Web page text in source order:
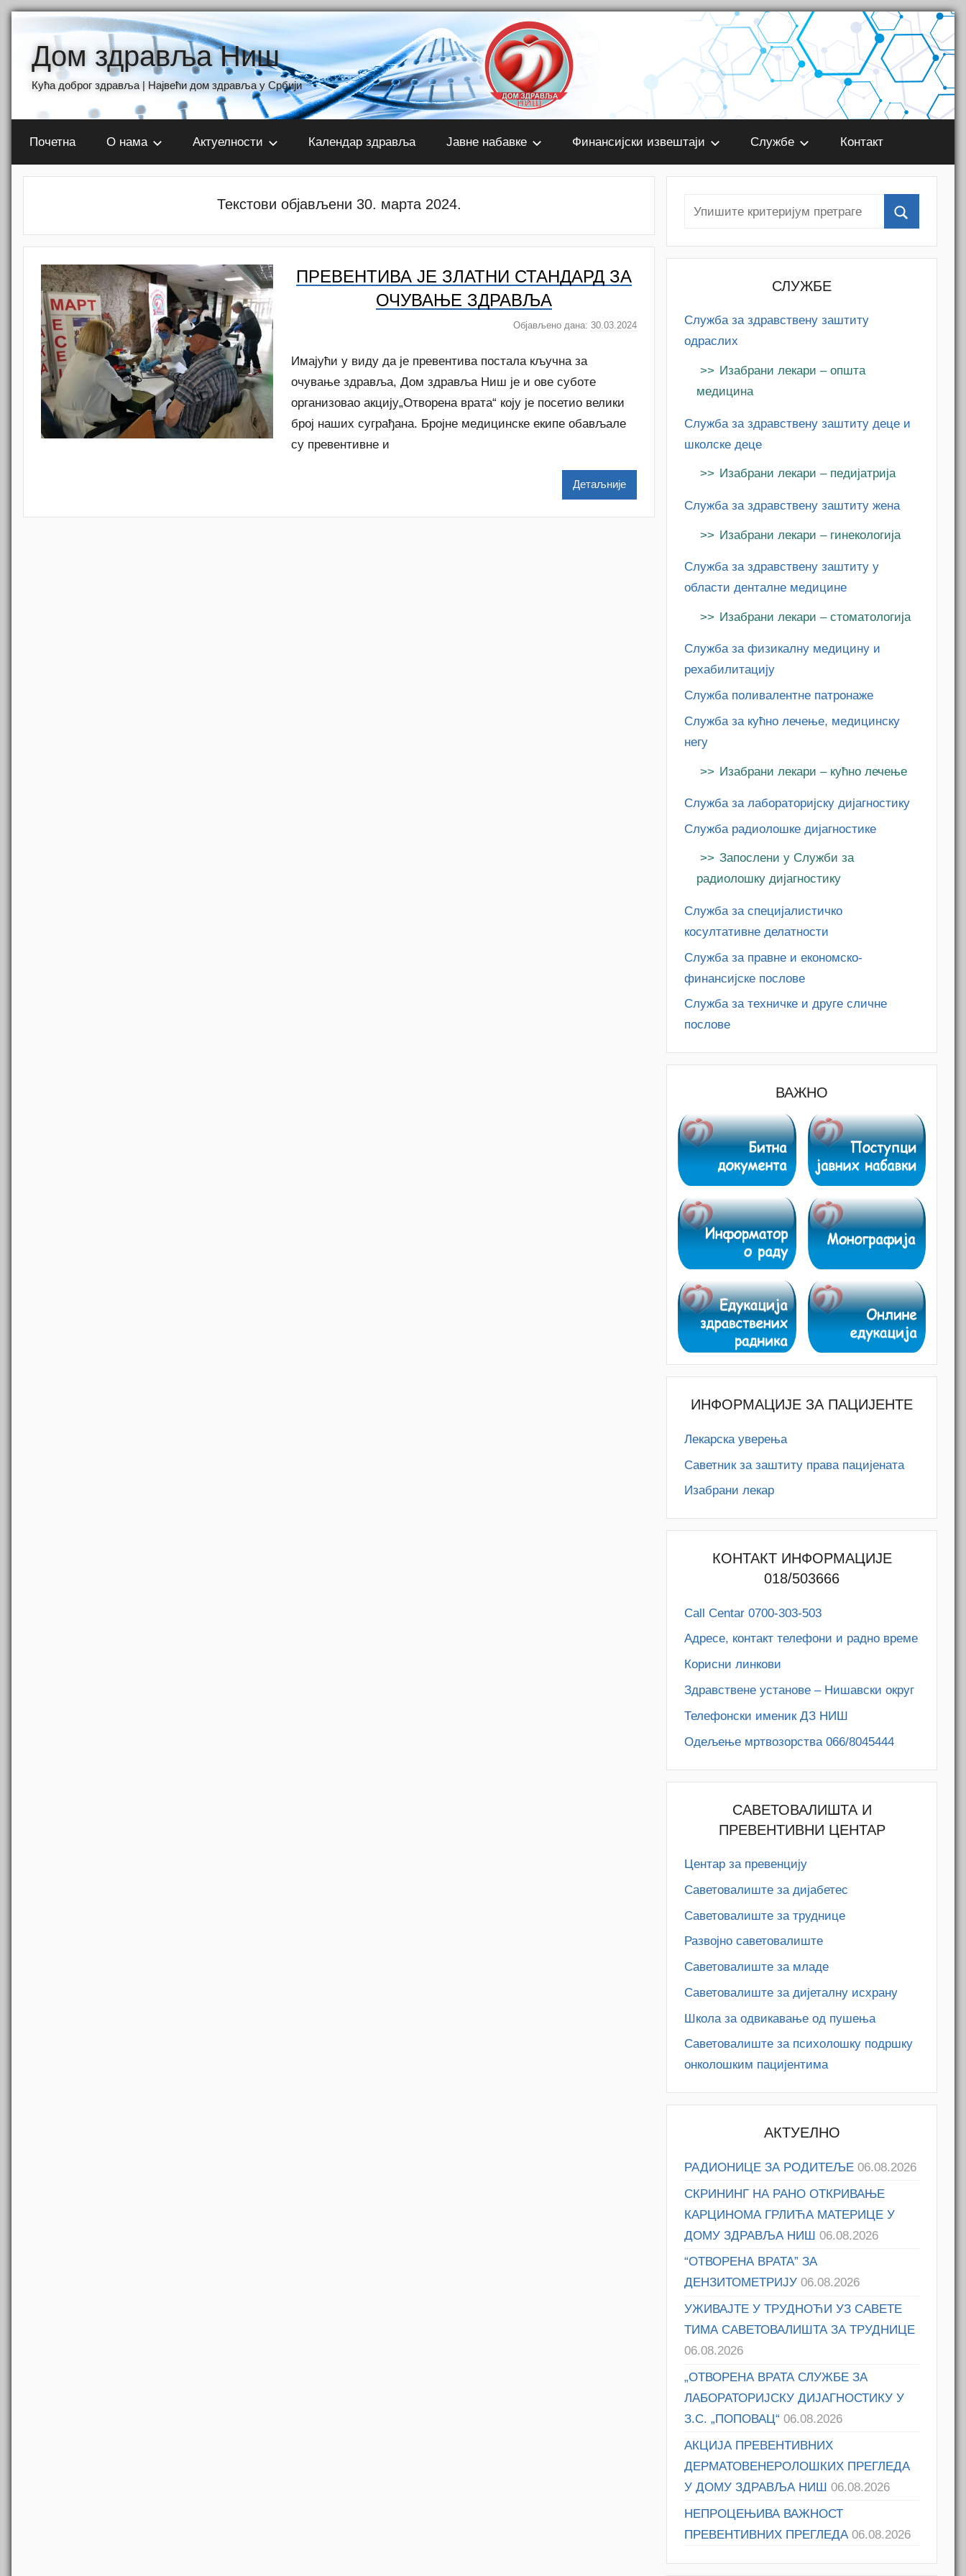
content
Дом здравља Ниш
Кућа доброг здравља | Највећи дом здравља у Србији
Почетна О нама Актуелности Календар здравља Јавне набавке Финансијски извештаји Службе Контакт
Текстови објављени 30. марта 2024.
ПРЕВЕНТИВА ЈЕ ЗЛАТНИ СТАНДАРД ЗА
ОЧУВАЊЕ ЗДРАВЉА
Објављено дана:30.03.2024
Имајући у виду да је превентива постала кључна за
очување здравља, Дом здравља Ниш је и ове суботе
организовао акцију„Отворена врата“ коју је посетио велики
број наших суграђана. Бројне медицинске екипе обављале
су превентивне и
Детаљније
СЛУЖБЕ
Служба за здравствену заштиту
одраслих
Изабрани лекари – општа
медицина
Служба за здравствену заштиту деце и
школске деце
Изабрани лекари – педијатрија
Служба за здравствену заштиту жена
Изабрани лекари – гинекологија
Служба за здравствену заштиту у
области денталне медицине
Изабрани лекари – стоматологија
Служба за физикалну медицину и
рехабилитацију
Служба поливалентне патронаже
Служба за кућно лечење, медицинску
негу
Изабрани лекари – кућно лечење
Служба за лабораторијску дијагностику
Служба радиолошке дијагностике
Запослени у Служби за
радиолошку дијагностику
Служба за специјалистичко
косултативне делатности
Служба за правне и економско-
финансијске послове
Служба за техничке и друге сличне
послове
ВАЖНО
ИНФОРМАЦИЈЕ ЗА ПАЦИЈЕНТЕ
Лекарска уверења
Саветник за заштиту права пацијената
Изабрани лекар
КОНТАКТ ИНФОРМАЦИЈЕ
018/503666
Call Centar 0700-303-503
Адресe, контакт телефони и радно време
Корисни линкови
Здравствене установе – Нишавски округ
Телефонски именик ДЗ НИШ
Одељење мртвозорства 066/8045444
САВЕТОВАЛИШТА И
ПРЕВЕНТИВНИ ЦЕНТАР
Центар за превенцију
Саветовалиште за дијабетес
Саветовалиште за труднице
Развојно саветовалиште
Саветовалиште за младе
Саветовалиште за дијеталну исхрану
Школа за одвикавање од пушења
Саветовалиште за психолошку подршку
онколошким пацијентима
АКТУЕЛНО
РАДИОНИЦЕ ЗА РОДИТЕЉЕ 06.08.2026
СКРИНИНГ НА РАНО ОТКРИВАЊЕ
КАРЦИНОМА ГРЛИЋА МАТЕРИЦЕ У
ДОМУ ЗДРАВЉА НИШ 06.08.2026
“ОТВОРЕНА ВРАТА” ЗА
ДЕНЗИТОМЕТРИЈУ 06.08.2026
УЖИВАЈТЕ У ТРУДНОЋИ УЗ САВЕТЕ
ТИМА САВЕТОВАЛИШТА ЗА ТРУДНИЦЕ
06.08.2026
„ОТВОРЕНА ВРАТА СЛУЖБЕ ЗА
ЛАБОРАТОРИЈСКУ ДИЈАГНОСТИКУ У
З.С. „ПОПОВАЦ“ 06.08.2026
АКЦИЈА ПРЕВЕНТИВНИХ
ДЕРМАТОВЕНЕРОЛОШКИХ ПРЕГЛЕДА
У ДОМУ ЗДРАВЉА НИШ 06.08.2026
НЕПРОЦЕЊИВА ВАЖНОСТ
ПРЕВЕНТИВНИХ ПРЕГЛЕДА 06.08.2026